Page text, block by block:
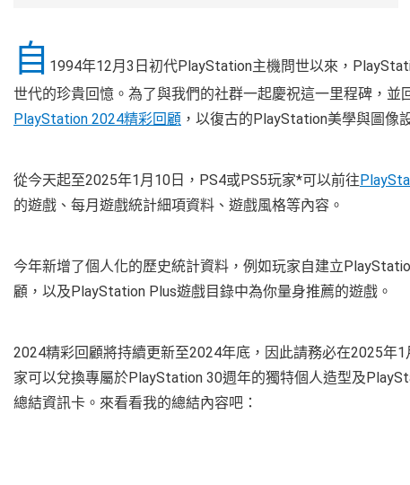
自 1994年12月3日初代PlayStation主機問世以來，
世代的珍貴回憶。為了與我們的社群一起慶祝這一里程碑，
PlayStation 2024精彩回顧 ，以復古的PlayStation美學與圖像
從今天起至2025年1月10日，PS4或PS5玩家*可以前往
的遊戲、每月遊戲統計細項資料、遊戲風格等內容。
今年新增了個人化的歷史統計資料，例如玩家自建立
顧，以及PlayStation Plus遊戲目錄中為你量身推薦的遊戲。
2024精彩回顧將持續更新至2024年底，因此請務必在2025年
家可以兌換專屬於PlayStation 30週年的獨特個人造型及
總結資訊卡。來看看我的總結內容吧：